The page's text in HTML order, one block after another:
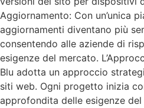
Aggiornamento: Con un’unica
aggiornamenti diventano più
consentendo alle aziende di
esigenze del mercato.
Blu adotta un approccio
siti web. Ogni progetto inizia
approfondita delle esigenze